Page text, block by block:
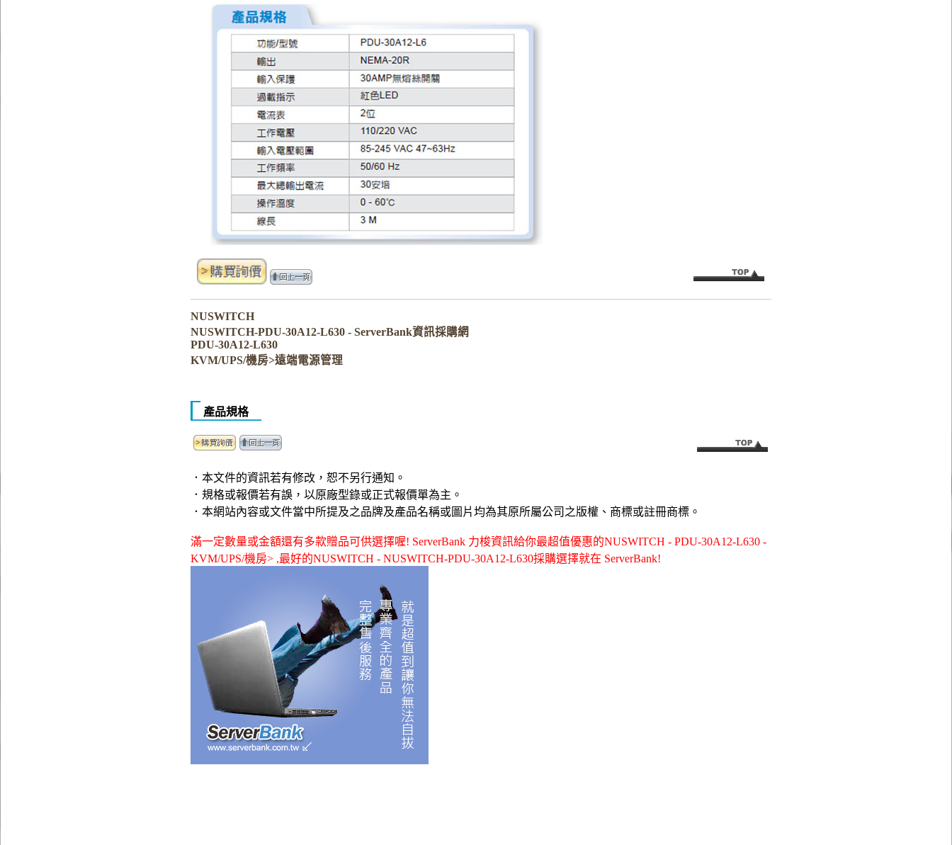
NUSWITCH
NUSWITCH-PDU-30A12-L630 - ServerBank資訊採購網
PDU-30A12-L630
KVM/UPS/機房>遠端電源管理
產品規格
．本文件的資訊若有修改，恕不另行通知。
．規格或報價若有誤，以原廠型錄或正式報價單為主。
．本網站內容或文件當中所提及之品牌及產品名稱或圖片均為其原所屬公司之版權、商標或註冊商標。
滿一定數量或金額還有多款贈品可供選擇喔! ServerBank 力梭資訊給你最超值優惠的NUSWITCH - PDU-30A12-L630 -
KVM/UPS/機房> ,最好的NUSWITCH - NUSWITCH-PDU-30A12-L630採購選擇就在 ServerBank!